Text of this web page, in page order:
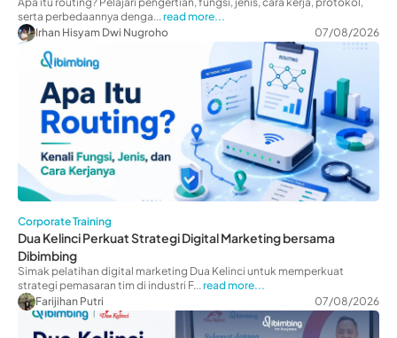
serta perbedaannya denga... read more...
Irhan Hisyam Dwi Nugroho
07/08/2026
Corporate Training
Dua Kelinci Perkuat Strategi Digital Marketing bersama
Dibimbing
Simak pelatihan digital marketing Dua Kelinci untuk memperkuat
strategi pemasaran tim di industri F... read more...
Farijihan Putri
07/08/2026